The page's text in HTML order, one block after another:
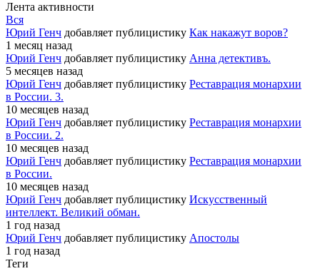
Лента активности
Вся
Юрий Генч добавляет публицистику Как накажут воров?
1 месяц назад
Юрий Генч добавляет публицистику Анна детективъ.
5 месяцев назад
Юрий Генч добавляет публицистику Реставрация монархии
в России. 3.
10 месяцев назад
Юрий Генч добавляет публицистику Реставрация монархии
в России. 2.
10 месяцев назад
Юрий Генч добавляет публицистику Реставрация монархии
в России.
10 месяцев назад
Юрий Генч добавляет публицистику Искусственный
интеллект. Великий обман.
1 год назад
Юрий Генч добавляет публицистику Апостолы
1 год назад
Теги